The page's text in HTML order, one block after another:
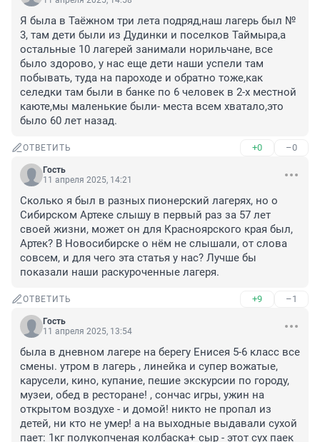
Я была в Таёжном три лета подряд,наш лагерь был №
3, там дети были из Дудинки и поселков Таймыра,а
остальные 10 лагерей занимали норильчане, все
было здорово, у нас еще дети наши успели там
побывать, туда на пароходе и обратно тоже,как
селедки там были в банке по 6 человек в 2-х местной
каюте,мы маленькие были- места всем хватало,это
было 60 лет назад.
ОТВЕТИТЬ +0 –0
Гость
11 апреля 2025, 14:21
Сколько я был в разных пионерский лагерях, но о
Сибирском Артеке слышу в первый раз за 57 лет
своей жизни, может он для Красноярского края был,
Артек? В Новосибирске о нём не слышали, от слова
совсем, и для чего эта статья у нас? Лучше бы
показали наши раскуроченные лагеря.
ОТВЕТИТЬ +9 –1
Гость
11 апреля 2025, 13:54
была в дневном лагере на берегу Енисея 5-6 класс все
смены. утром в лагерь , линейка и супер вожатые,
карусели, кино, купание, пешие экскурсии по городу,
музеи, обед в ресторане! , сончас игры, ужин на
открытом воздухе - и домой! никто не пропал из
детей, ни кто не умер! а на выходные выдавали сухой
пает: 1кг полукопченая колбаска+ сыр - этот сух паек